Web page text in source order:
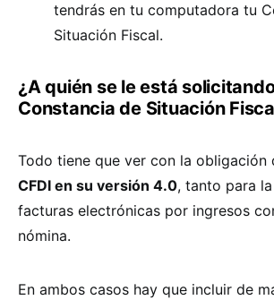
tendrás en tu computadora tu
Situación Fiscal.
¿A quién se le está
Constancia de Situación
Todo tiene que ver con la obligación
CFDI en su versión 4.0, tanto para
facturas electrónicas por ingresos
nómina.
En ambos casos hay que incluir de